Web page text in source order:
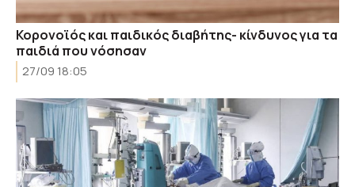
Κορονοϊός και παιδικός διαβήτης- κίνδυνος για τα
παιδιά που νόσησαν
27/09 18:05